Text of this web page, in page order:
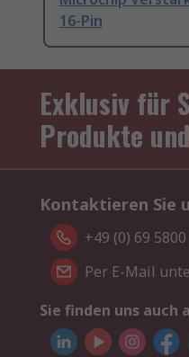
16-Pin
Exklusiv für
Produkte
Kontaktieren Sie
+49 (0) 69
Per E-Mail
Sie finden uns auch